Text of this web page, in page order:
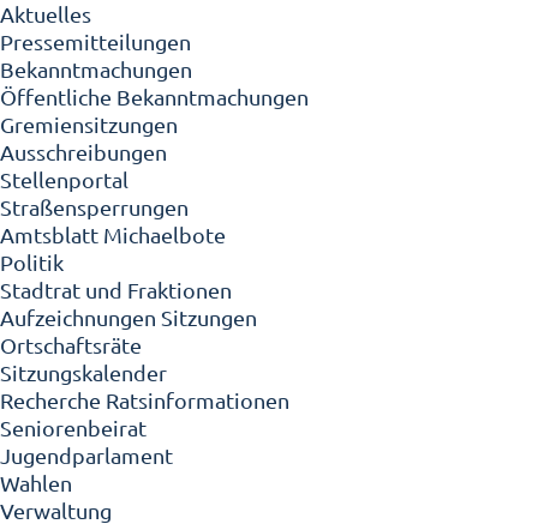
Aktuelles
Pressemitteilungen
Bekanntmachungen
Öffentliche Bekanntmachungen
Gremiensitzungen
Ausschreibungen
Stellenportal
Straßensperrungen
Amtsblatt Michaelbote
Politik
Stadtrat und Fraktionen
Aufzeichnungen Sitzungen
Ortschaftsräte
Sitzungskalender
Recherche Ratsinformationen
Seniorenbeirat
Jugendparlament
Wahlen
Verwaltung